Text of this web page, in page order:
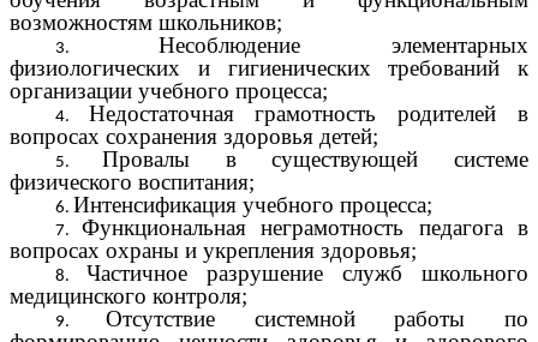
возможностям школьников;
Несоблюдение элементарных
физиологических и гигиенических требований к
организации учебного процесса;
Недостаточная грамотность родителей в
вопросах сохранения здоровья детей;
Провалы в существующей системе
физического воспитания;
Интенсификация учебного процесса;
Функциональная неграмотность педагога в
вопросах охраны и укрепления здоровья;
Частичное разрушение служб школьного
медицинского контроля;
Отсутствие системной работы по